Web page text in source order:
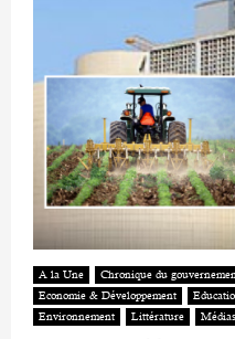
A la Une Chronique du
Economie & Développement
Environnement
Littérature Médias